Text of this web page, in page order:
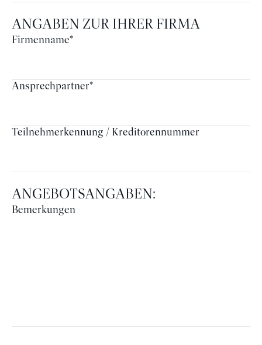
ANGABEN ZUR IHRER FIRMA
Firmenname*
Ansprechpartner*
Teilnehmerkennung / Kreditorennummer
ANGEBOTSANGABEN:
Bemerkungen